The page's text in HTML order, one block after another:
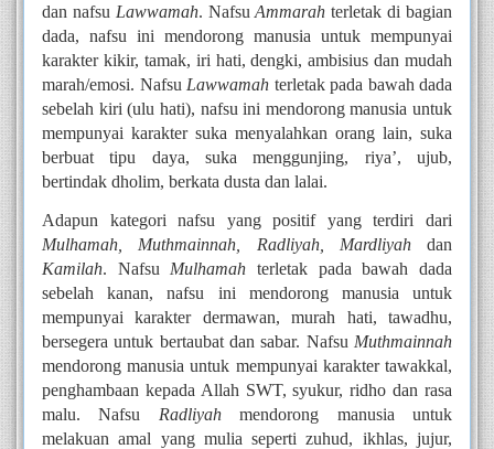
dan nafsu Lawwamah. Nafsu Ammarah terletak di bagian
dada, nafsu ini mendorong manusia untuk mempunyai
karakter kikir, tamak, iri hati, dengki, ambisius dan mudah
marah/emosi. Nafsu Lawwamah terletak pada bawah dada
sebelah kiri (ulu hati), nafsu ini mendorong manusia untuk
mempunyai karakter suka menyalahkan orang lain, suka
berbuat tipu daya, suka menggunjing, riya’, ujub,
bertindak dholim, berkata dusta dan lalai.
Mulhamah, Muthmainnah, Radliyah, Mardliyah
Kamilah. Nafsu Mulhamah terletak pada bawah dada
sebelah kanan, nafsu ini mendorong manusia untuk
mempunyai karakter dermawan, murah hati, tawadhu,
bersegera untuk bertaubat dan sabar. Nafsu Muthmainnah
mendorong manusia untuk mempunyai karakter tawakkal,
penghambaan kepada Allah SWT, syukur, ridho dan rasa
malu. Nafsu Radliyah mendorong manusia untuk
melakuan amal yang mulia seperti zuhud, ikhlas, jujur,